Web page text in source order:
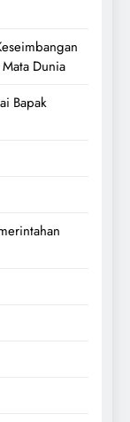
Dunia
Bapak